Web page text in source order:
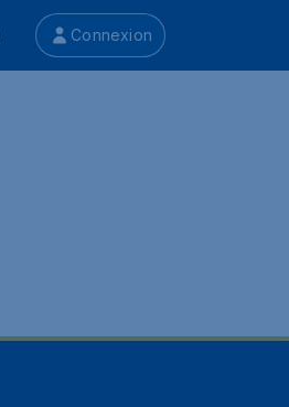
Connexion